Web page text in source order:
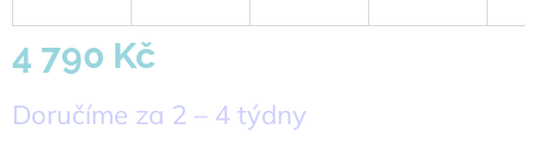
4 790 Kč
cena:
Doručíme za 2 – 4 týdny